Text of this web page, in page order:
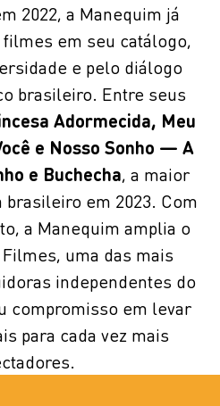
2022, a Manequim já
em seu catálogo,
e pelo diálogo
brasileiro. Entre seus
Adormecida, Meu
e Nosso Sonho — A
e Buchecha, a maior
em 2023. Com
a Manequim amplia o
uma das mais
independentes do
compromisso em levar
para cada vez mais